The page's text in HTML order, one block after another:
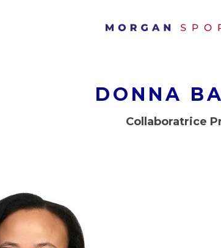
DONNA
Collaboratrice